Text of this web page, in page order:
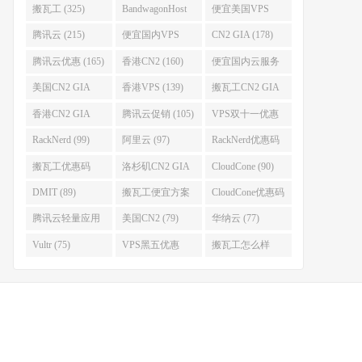
搬瓦工 (325) BandwagonHost
(223)
便宜美国VPS
(222)
腾讯云 (215) 便宜国内VPS
(184)
CN2 GIA (178)
腾讯云优惠 (165) 香港CN2 (160) 便宜国内云服务
器 (152)
美国CN2 GIA
(141)
香港VPS (139) 搬瓦工CN2 GIA
(118)
香港CN2 GIA
(111)
腾讯云促销 (105) VPS双十一优惠
(102)
RackNerd (99) 阿里云 (97) RackNerd优惠码
(93)
搬瓦工优惠码
(92)
洛杉矶CN2 GIA
(92)
CloudCone (90)
DMIT (89) 搬瓦工便宜方案
(86)
CloudCone优惠码
(82)
腾讯云轻量应用
服务器 (82)
美国CN2 (79) 华纳云 (77)
Vultr (75) VPS黑五优惠 搬瓦工怎么样